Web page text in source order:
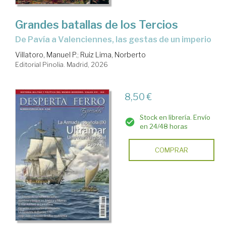
Grandes batallas de los Tercios
De Pavía a Valenciennes, las gestas de un imperio
Villatoro, Manuel P.; Ruiz Lima, Norberto
Editorial Pinolia. Madrid, 2026
8,50 €
Stock en librería. Envío
en 24/48 horas
COMPRAR